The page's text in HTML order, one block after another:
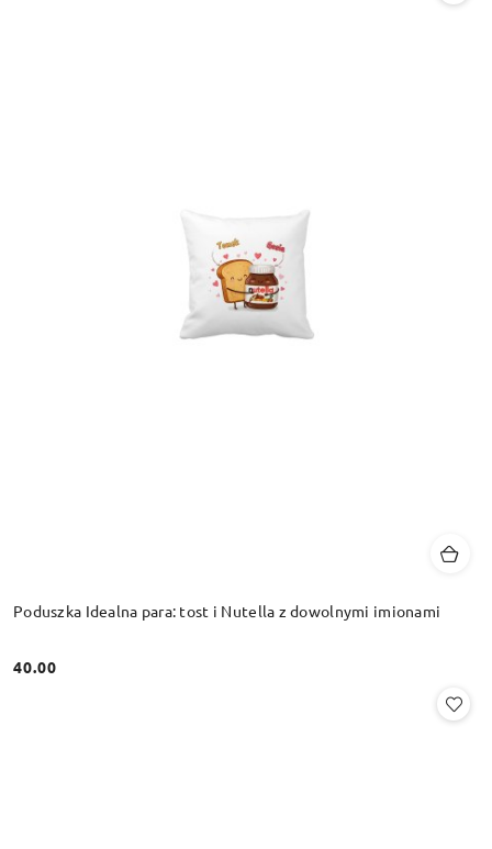
Poduszka Idealna para: tost i Nutella z dowolnymi imionami
Cena:
40.00